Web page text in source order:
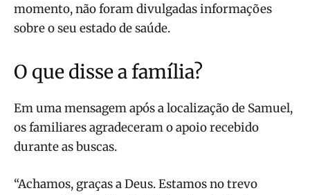
momento, não foram divulgadas informações
sobre o seu estado de saúde.
O que disse a família?
Em uma mensagem após a localização de Samuel,
os familiares agradeceram o apoio recebido
durante as buscas.
“Achamos, graças a Deus. Estamos no trevo